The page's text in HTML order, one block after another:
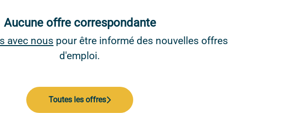
Aucune offre correspondante
avec nous pour être informé des nouvelles offres
d'emploi.
Toutes les offres